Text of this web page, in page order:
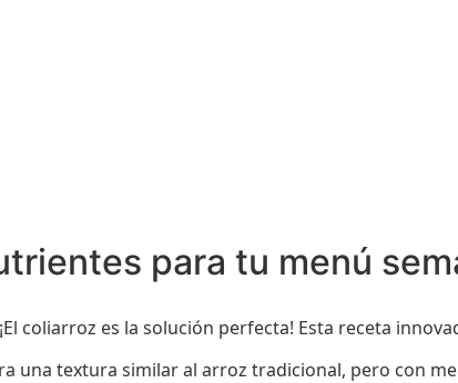
para tu menú
coliarroz es la solución perfecta! Esta receta
una textura similar al arroz tradicional, pero con